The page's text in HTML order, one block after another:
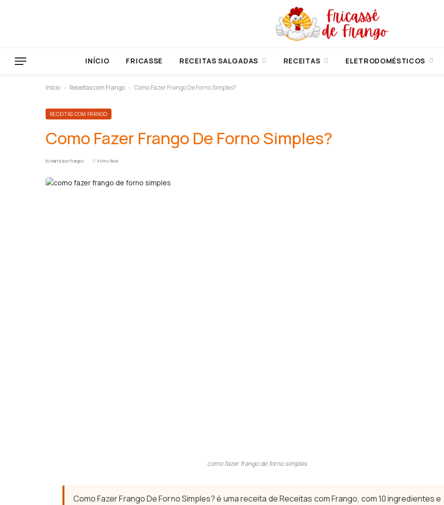
INÍCIO FRICASSE RECEITAS SALGADAS RECEITAS ELETRODOMÉSTICOS
Início - Receitas com Frango - Como Fazer Frango De Forno Simples?
RECEITAS COM FRANGO
Como Fazer Frango De Forno Simples?
ByMarta dos Frangos 8 Mins Read
como fazer frango de forno simples
Como Fazer Frango De Forno Simples? é uma receita de Receitas com Frango, com 10 ingredientes e